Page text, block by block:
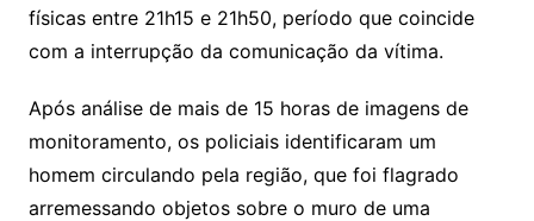
físicas entre 21h15 e 21h50, período que coincide
com a interrupção da comunicação da vítima.
Após análise de mais de 15 horas de imagens de
monitoramento, os policiais identificaram um
homem circulando pela região, que foi flagrado
arremessando objetos sobre o muro de uma